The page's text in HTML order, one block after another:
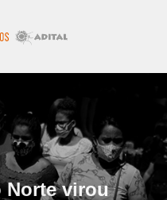
Norte virou